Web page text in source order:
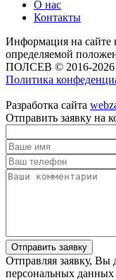
О нас
Контакты
Информация на сайте
определяемой
ПОЛСЕВ © 2016-2026
Политика
Разработка сайта
Отправить заявку на
Отправить заявку
Отправляя заявку, Вы
персональных данных